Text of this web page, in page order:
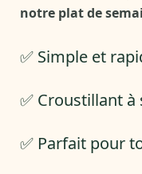
notre plat de
✅ Simple et
✅ Croustillant à
✅ Parfait pour